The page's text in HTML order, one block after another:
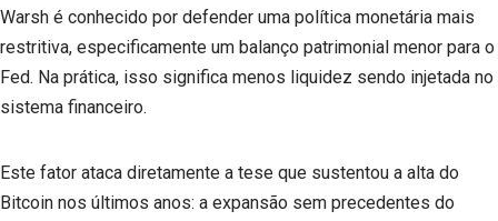
Warsh é conhecido por defender uma política monetária mais
restritiva, especificamente um balanço patrimonial menor para o
Fed. Na prática, isso significa menos liquidez sendo injetada no
sistema financeiro.
Este fator ataca diretamente a tese que sustentou a alta do
Bitcoin nos últimos anos: a expansão sem precedentes do